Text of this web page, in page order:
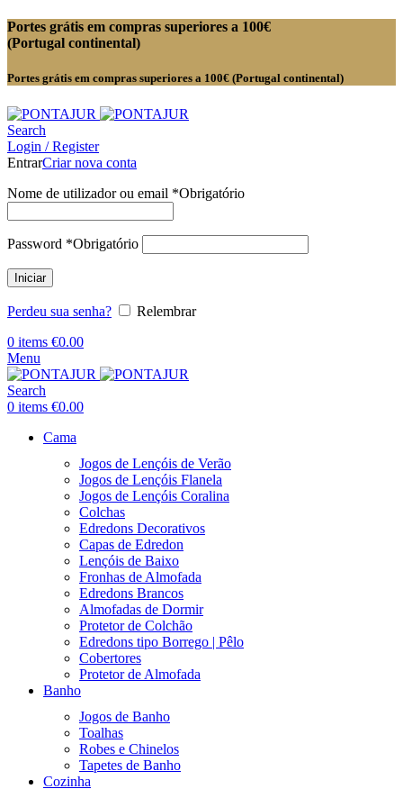
Portes grátis em compras superiores a 100€
(Portugal continental)
Portes grátis em compras superiores a 100€ (Portugal continental)
Search
Login / Register
EntrarCriar nova conta
Nome de utilizador ou email *Obrigatório
Password *Obrigatório
Iniciar
Perdeu sua senha?
Relembrar
0 items €0.00
Menu
Search
0 items €0.00
Cama
Jogos de Lençóis de Verão
Jogos de Lençóis Flanela
Jogos de Lençóis Coralina
Colchas
Edredons Decorativos
Capas de Edredon
Lençóis de Baixo
Fronhas de Almofada
Edredons Brancos
Almofadas de Dormir
Protetor de Colchão
Edredons tipo Borrego | Pêlo
Cobertores
Protetor de Almofada
Banho
Jogos de Banho
Toalhas
Robes e Chinelos
Tapetes de Banho
Cozinha